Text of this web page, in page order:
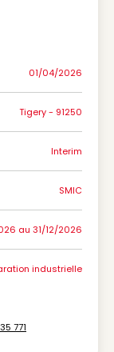
01/04/2026
Tigery - 91250
Interim
SMIC
au 31/12/2026
industrielle
771